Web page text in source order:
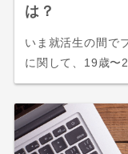
は？
いま就活生の間で
に関して、19歳〜